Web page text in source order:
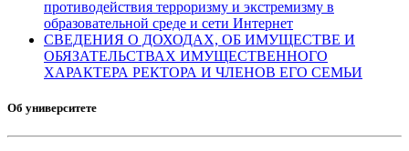
противодействия терроризму и экстремизму в
образовательной среде и сети Интернет
СВЕДЕНИЯ О ДОХОДАХ, ОБ ИМУЩЕСТВЕ И
ОБЯЗАТЕЛЬСТВАХ ИМУЩЕСТВЕННОГО
ХАРАКТЕРА РЕКТОРА И ЧЛЕНОВ ЕГО СЕМЬИ
Об университете